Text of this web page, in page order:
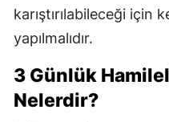
karıştırılabileceği için
yapılmalıdır.
3 Günlük
Nelerdir?